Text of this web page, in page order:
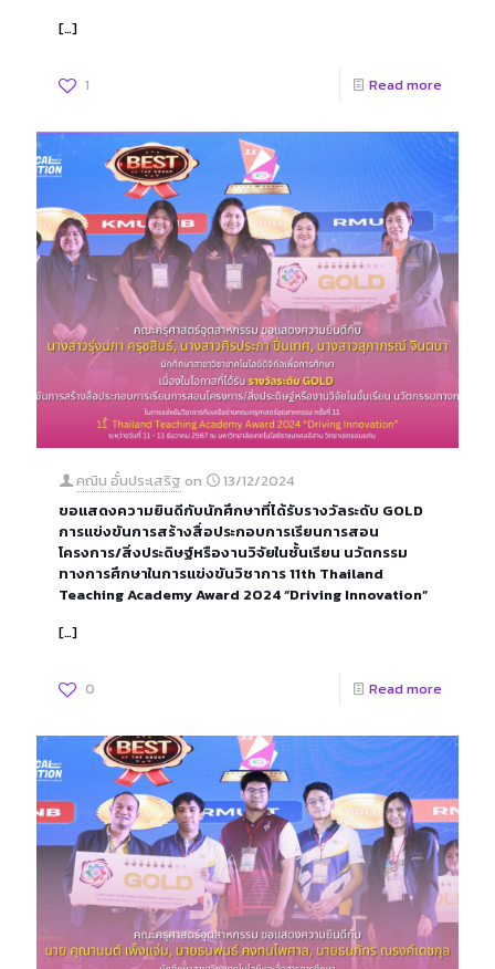
[…]
1 Read more
คณิน อั๋นประเสริฐ on
13/12/2024
ขอแสดงความยินดีกับนักศึกษาที่ได้รับรางวัลระดับ GOLD
การแข่งขันการสร้างสื่อประกอบการเรียนการสอน
โครงการ/สิ่งประดิษฐ์หรืองานวิจัยในชั้นเรียน นวัตกรรม
ทางการศึกษาในการแข่งขันวิชาการ 11th Thailand
Teaching Academy Award 2024 “Driving Innovation”
[…]
0 Read more